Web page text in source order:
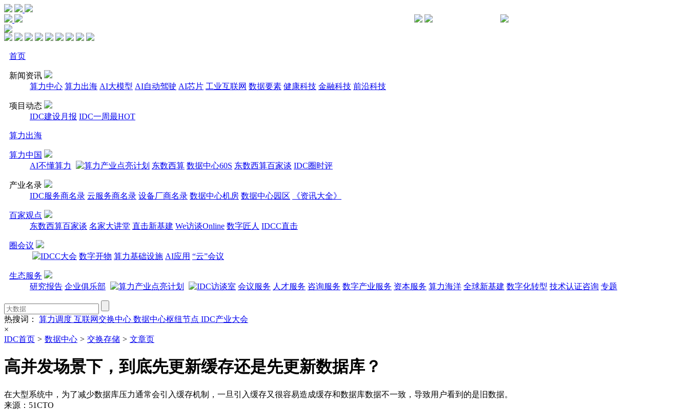
首页
新闻资讯
算力中心 算力出海 AI大模型 AI自动驾驶 AI芯片 工业互联网 数据要素 健康科技 金融科技 前沿科技
项目动态
IDC建设月报 IDC一周最HOT
算力出海
算力中国
AI不懂算力
东数西算 数据中心60S 东数西算百家谈 IDC圈时评
产业名录
IDC服务商名录 云服务商名录 设备厂商名录 数据中心机房 数据中心园区 《资讯大全》
百家观点
东数西算百家谈 名家大讲堂 直击新基建 We访谈Online 数字匠人 IDCC直击
圈会议
数字开物 算力基础设施 AI应用 “云”会议
生态服务
研究报告 企业俱乐部 会议服务 人才服务 咨询服务 数字产业服务 资本服务 算力海洋 全球新基建 数字化转型 技术认证咨询 专题
热搜词： 算力调度 互联网交换中心 数据中心枢纽节点 IDC产业大会
×
IDC首页 > 数据中心 > 交换存储 > 文章页
高并发场景下，到底先更新缓存还是先更新数据库？
在大型系统中，为了减少数据库压力通常会引入缓存机制，一旦引入缓存又很容易造成缓存和数据库数据不一致，导致用户看到的是旧数据。
来源：51CTO